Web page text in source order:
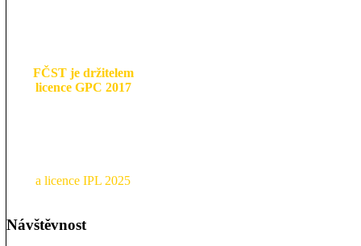
FČST je držitelem
licence GPC 2017
a licence IPL 2025
Návštěvnost